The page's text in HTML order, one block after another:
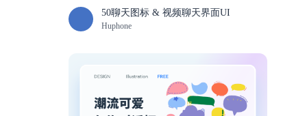
50聊天图标 & 视频聊天界面UI
Huphone